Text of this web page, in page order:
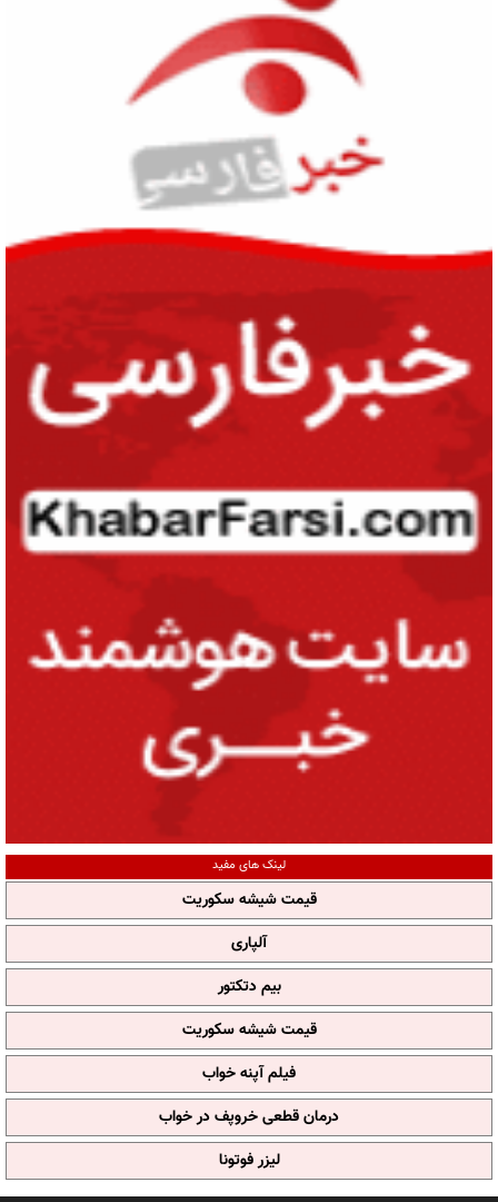
لینک های مفید
قیمت شیشه سکوریت
آلپاری
بیم دتکتور
قیمت شیشه سکوریت
فیلم آپنه خواب
درمان قطعی خروپف در خواب
لیزر فوتونا